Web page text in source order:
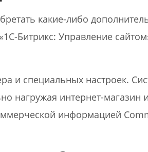
какие-либо
Битрикс: Управление
и специальных настроек.
нагружая интернет-магазин
информацией